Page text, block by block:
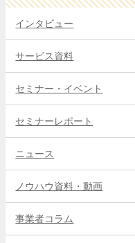
インタビュー
サービス資料
セミナー・イベント
セミナーレポート
ニュース
ノウハウ資料・動画
事業者コラム